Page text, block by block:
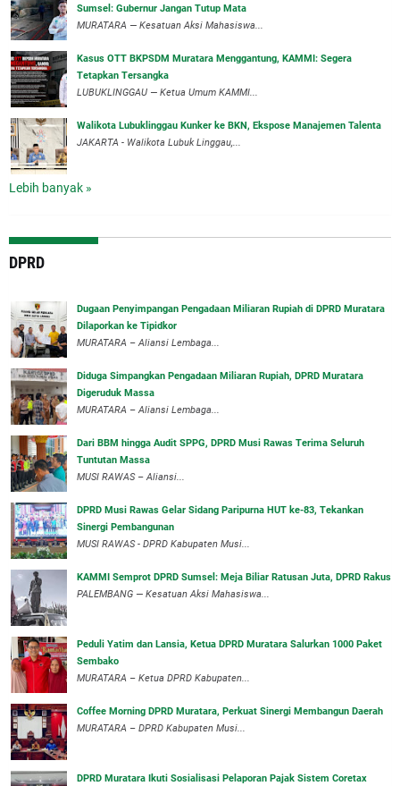
Sumsel: Gubernur Jangan Tutup Mata
‎MURATARA — Kesatuan Aksi Mahasiswa...
‎Kasus OTT BKPSDM Muratara Menggantung, KAMMI: Segera
Tetapkan Tersangka
‎LUBUKLINGGAU — Ketua Umum KAMMI...
Walikota Lubuklinggau Kunker ke BKN, Ekspose Manajemen Talenta
JAKARTA - Walikota Lubuk Linggau,...
Lebih banyak »
DPRD
‎Dugaan Penyimpangan Pengadaan Miliaran Rupiah di DPRD Muratara
Dilaporkan ke Tipidkor
‎MURATARA – Aliansi Lembaga...
Diduga Simpangkan Pengadaan Miliaran Rupiah, DPRD Muratara
Digeruduk Massa
‎MURATARA – Aliansi Lembaga...
Dari BBM hingga Audit SPPG, DPRD Musi Rawas Terima Seluruh
Tuntutan Massa
MUSI RAWAS – Aliansi...
DPRD Musi Rawas Gelar Sidang Paripurna HUT ke-83, Tekankan
Sinergi Pembangunan
MUSI RAWAS - DPRD Kabupaten Musi...
KAMMI Semprot DPRD Sumsel: Meja Biliar Ratusan Juta, DPRD Rakus
PALEMBANG — Kesatuan Aksi Mahasiswa...
Peduli Yatim dan Lansia, Ketua DPRD Muratara Salurkan 1000 Paket
Sembako
MURATARA – Ketua DPRD Kabupaten...
Coffee Morning DPRD Muratara, Perkuat Sinergi Membangun Daerah
MURATARA – DPRD Kabupaten Musi...
DPRD Muratara Ikuti Sosialisasi Pelaporan Pajak Sistem Coretax